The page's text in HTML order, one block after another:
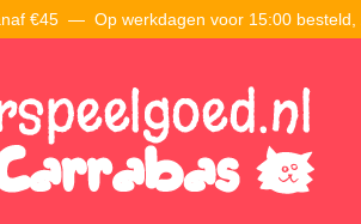
€45 — Op werkdagen voor 15:00